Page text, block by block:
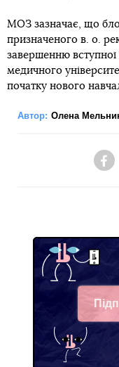
МОЗ зазначає, що
призначеного в. о.
завершенню вступної
медичного
початку нового
Автор: Олена